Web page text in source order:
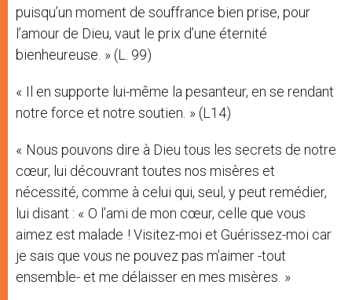
puisqu’un moment de souffrance bien prise, pour
l’amour de Dieu, vaut le prix d’une éternité
bienheureuse. » (L. 99)
« Il en supporte lui-même la pesanteur, en se rendant
notre force et notre soutien. » (L14)
« Nous pouvons dire à Dieu tous les secrets de notre
cœur, lui découvrant toutes nos misères et
nécessité, comme à celui qui, seul, y peut remédier,
lui disant : « O l’ami de mon cœur, celle que vous
aimez est malade ! Visitez-moi et Guérissez-moi car
je sais que vous ne pouvez pas m’aimer -tout
ensemble- et me délaisser en mes misères. »